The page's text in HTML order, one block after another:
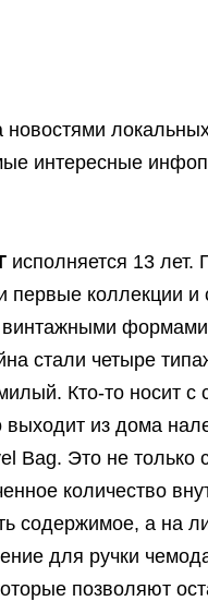
новостями
интересные
исполняется 13 лет.
коллекции и
стали четыре
Кто-то носит с
из дома
Bag. Это не только
количество
содержимое, а на
для ручки
позволяют